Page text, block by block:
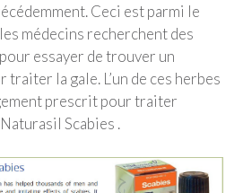
Ceci est parmi le
médecins recherchent des
essayer de trouver un
la gale. L’un de ces herbes
prescrit pour traiter
Scabies .